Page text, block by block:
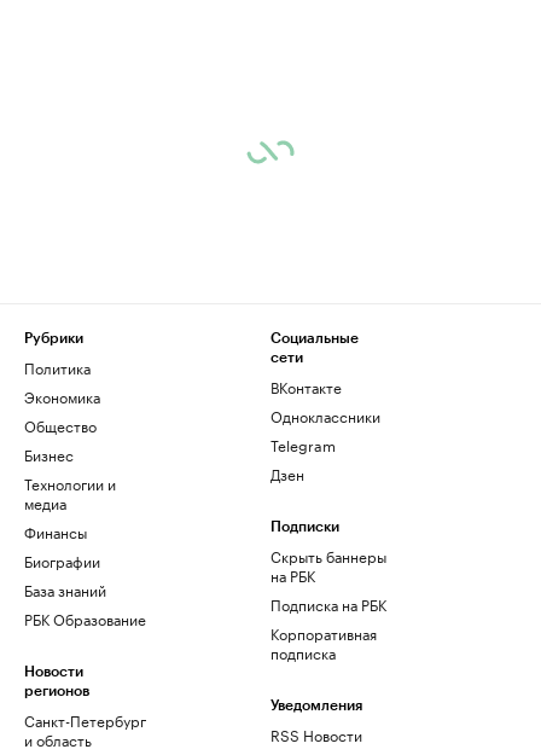
Рубрики
Политика
Экономика
Общество
Бизнес
Технологии и
медиа
Финансы
Биографии
База знаний
РБК Образование
Новости
регионов
Санкт-Петербург
и область
Социальные
сети
ВКонтакте
Одноклассники
Telegram
Дзен
Подписки
Скрыть баннеры
на РБК
Подписка на РБК
Корпоративная
подписка
Уведомления
RSS Новости